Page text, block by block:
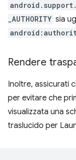
_AUTHORITY sia
Rendere
Inoltre, assicurati
per evitare che
visualizzata una
traslucido per